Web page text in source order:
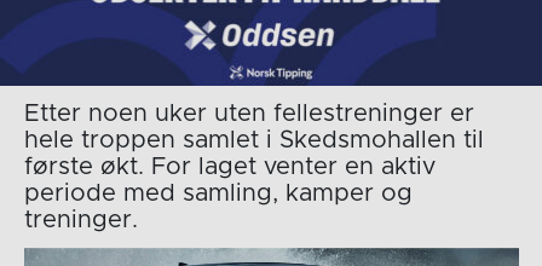
Etter noen uker uten fellestreninger er
hele troppen samlet i Skedsmohallen til
første økt. For laget venter en aktiv
periode med samling, kamper og
treninger.